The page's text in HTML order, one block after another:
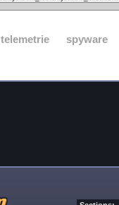
telemetrie spyware